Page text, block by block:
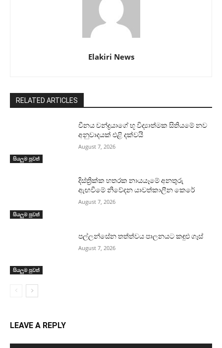
Elakiri News
RELATED ARTICLES
සියලුම පුවත්
චීනය චන්ද්‍රයාගේ භූ විද්‍යාත්මක සිතියමේ නව
අනුවාදයක් එළි දක්වයි
August 7, 2026
සියලුම පුවත්
දිස්ත්‍රික්ක හතරක නායයෑමේ අනතුරු
ඇඟවීමේ නිවේදන යාවත්කාලීන කෙරේ
August 7, 2026
සියලුම පුවත්
පල්ලන්සේන තත්ත්වය පාලනයට කඳුළු ගෑස්
August 7, 2026
LEAVE A REPLY